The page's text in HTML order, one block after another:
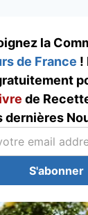
la
de France !
de
dernières
S'abonner